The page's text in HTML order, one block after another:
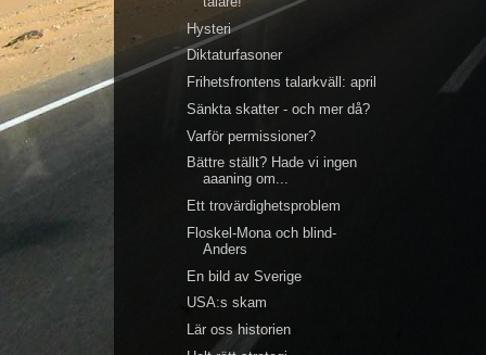
Hysteri
Diktaturfasoner
Frihetsfrontens talarkväll: april
Sänkta skatter - och mer då?
Varför permissioner?
Bättre ställt? Hade vi ingen
aaaning om...
Ett trovärdighetsproblem
Floskel-Mona och blind-
Anders
En bild av Sverige
USA:s skam
Lär oss historien